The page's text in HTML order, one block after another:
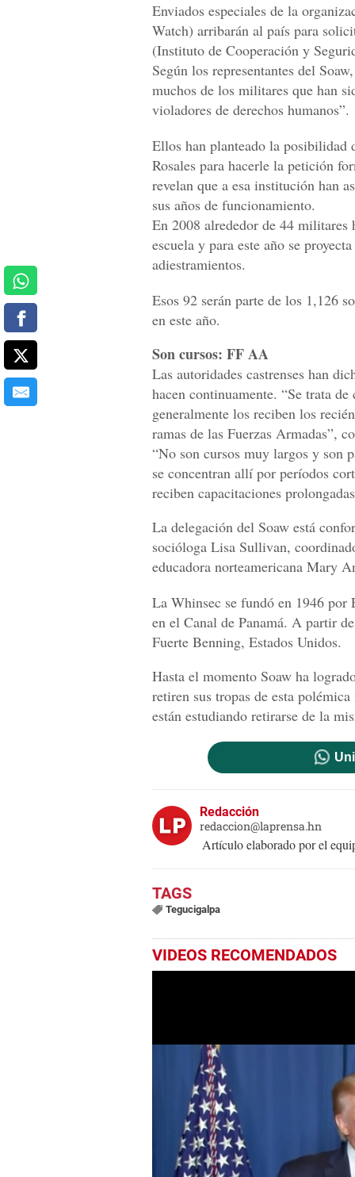
Enviados especiales de la
Watch) arribarán al país para
(Instituto de Cooperación y
Según los representantes del
muchos de los militares que han
violadores de derechos humanos”.
Ellos han planteado la posibilidad
Rosales para hacerle la petición
revelan que a esa institución han
sus años de funcionamiento.
En 2008 alrededor de 44
escuela y para este año se
adiestramientos.
Esos 92 serán parte de los 1,126
en este año.
Son cursos: FF AA
Las autoridades castrenses han
hacen continuamente. “Se trata
generalmente los reciben los
ramas de las Fuerzas Armadas”,
“No son cursos muy largos y son
se concentran allí por períodos
reciben capacitaciones
La delegación del Soaw está
socióloga Lisa Sullivan,
educadora norteamericana Mary
La Whinsec se fundó en 1946 por
en el Canal de Panamá. A partir
Fuerte Benning, Estados Unidos.
Hasta el momento Soaw ha
retiren sus tropas de esta
están estudiando retirarse de la
Redacción
redaccion@laprensa.hn
Artículo elaborado por el
Tegucigalpa
VIDEOS RECOMENDADOS